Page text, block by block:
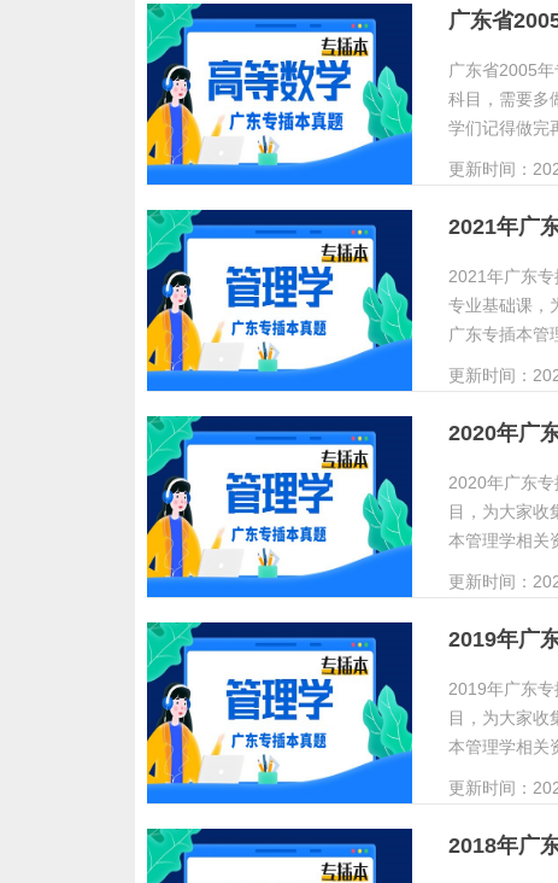
广东省
广东省2005
科目，需要多
学们记得做完
更新时间：
2021年广
2021年广东
专业基础课，
广东专插本管
更新时间：
2020年广
2020年广东
目，为大家收
本管理学相关
更新时间：
2019年广
2019年广东
目，为大家收
本管理学相关
更新时间：
2018年广